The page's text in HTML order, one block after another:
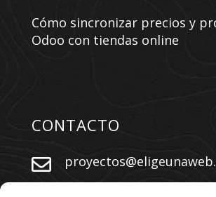
Cómo sincronizar precios y
Odoo con tiendas online
CONTACTO
